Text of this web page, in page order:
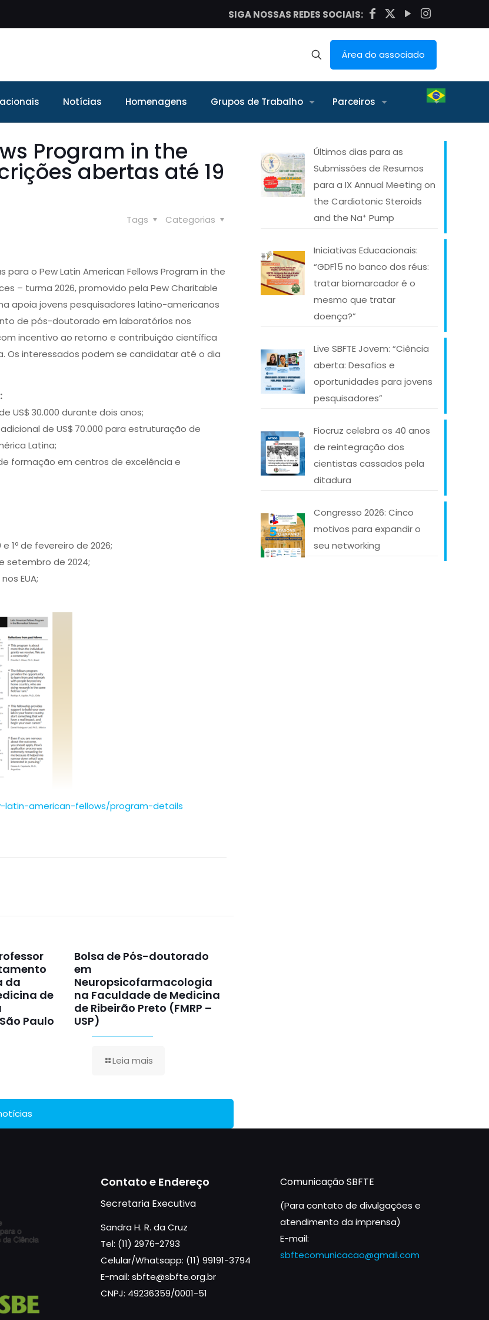
SIGA NOSSAS REDES SOCIAIS:
Área do associado
Notícias Homenagens Grupos de Trabalho Parceiros
Program in the
abertas até 19
Categorias
Tags
para o Pew Latin American Fellows Program in the
– turma 2026, promovido pela Pew Charitable
apoia jovens pesquisadores latino-americanos
de pós-doutorado em laboratórios nos
incentivo ao retorno e contribuição científica
Os interessados podem se candidatar até o dia
US$ 30.000 durante dois anos;
de US$ 70.000 para estruturação de
Latina;
formação em centros de excelência e
1º de fevereiro de 2026;
setembro de 2024;
EUA;
american-fellows/program-details
da
de
Paulo
Bolsa de Pós-doutorado
em
Neuropsicofarmacologia
na Faculdade de Medicina
de Ribeirão Preto (FMRP –
USP)
Leia mais
Últimos dias para as
Submissões de Resumos
para a IX Annual Meeting on
the Cardiotonic Steroids
and the Na⁺ Pump
Iniciativas Educacionais:
“GDF15 no banco dos réus:
tratar biomarcador é o
mesmo que tratar
doença?”
Live SBFTE Jovem: “Ciência
aberta: Desafios e
oportunidades para jovens
pesquisadores”
Fiocruz celebra os 40 anos
de reintegração dos
cientistas cassados pela
ditadura
Congresso 2026: Cinco
motivos para expandir o
seu networking
Contato e Endereço
Secretaria Executiva
Sandra H. R. da Cruz
Tel: (11) 2976-2793
Celular/Whatsapp: (11) 99191-3794
E-mail: sbfte@sbfte.org.br
CNPJ: 49236359/0001-51
Comunicação SBFTE
(Para contato de divulgações e
atendimento da imprensa)
E-mail:
sbftecomunicacao@gmail.com